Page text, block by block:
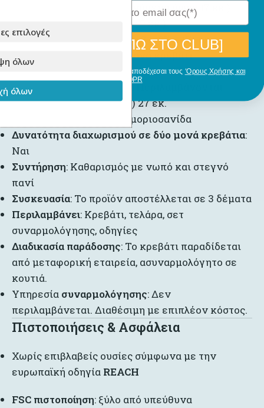
Κύρια στρώματα: (προτεινόμενο ύψος 17 εκ.)
Συρόμενο: (μέγιστο ύψος 9 εκ.)
Εξωτερικές διαστάσεις
: 168 x 87 x 171 εκ.
Αντοχή βάρους
: 100 κιλά ανά κρεβάτι
Προστατευτικά κάγκελα : Περιλαμβάνονται
(σταθερά ή αφαιρούμενα) 27 εκ.
: 2 τεμάχια από μοριοσανίδα
Δυνατότητα διαχωρισμού σε δύο μονά κρεβάτια:
Ναι
Συντήρηση: Καθαρισμός με νωπό και στεγνό
πανί
Συσκευασία: Το προϊόν αποστέλλεται σε 3 δέματα
Περιλαμβάνει: Κρεβάτι, τελάρα, σετ
συναρμολόγησης, οδηγίες
Διαδικασία παράδοσης: Το κρεβάτι παραδίδεται
από μεταφορική εταιρεία, ασυναρμολόγητο σε
κουτιά.
Υπηρεσία συναρμολόγησης: Δεν
περιλαμβάνεται. Διαθέσιμη με επιπλέον κόστος.
Πιστοποιήσεις & Ασφάλεια
Χωρίς επιβλαβείς ουσίες σύμφωνα με την
ευρωπαϊκή οδηγία REACH
FSC πιστοποίηση: ξύλο από υπεύθυνα
επιλογές
όλων
όλων
[ΘΕΛΩ ΝΑ ΜΠΩ ΣΤΟ CLUB]
Με την εγγραφή σου, δηλώνεις ότι αποδέχεσαι τους ‘Ορους Χρήσης και
GDPR